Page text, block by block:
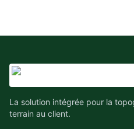
La solution intégrée pour la
terrain au client.